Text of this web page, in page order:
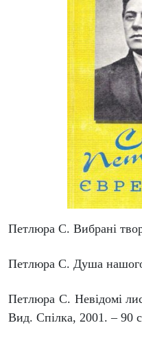
Петлюра С. Вибрані
Петлюра С. Душа
Петлюра С. Невідомі
Вид. Спілка, 2001. – 90